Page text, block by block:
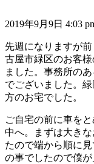
2019年9月9日 4:03
先週になりますが
古屋市緑区のお客
ました。事務所の
でございました。
方のお宅でした。
ご自宅の前に車を
中へ。まずは大き
たので端から順に
の事でしたので僕